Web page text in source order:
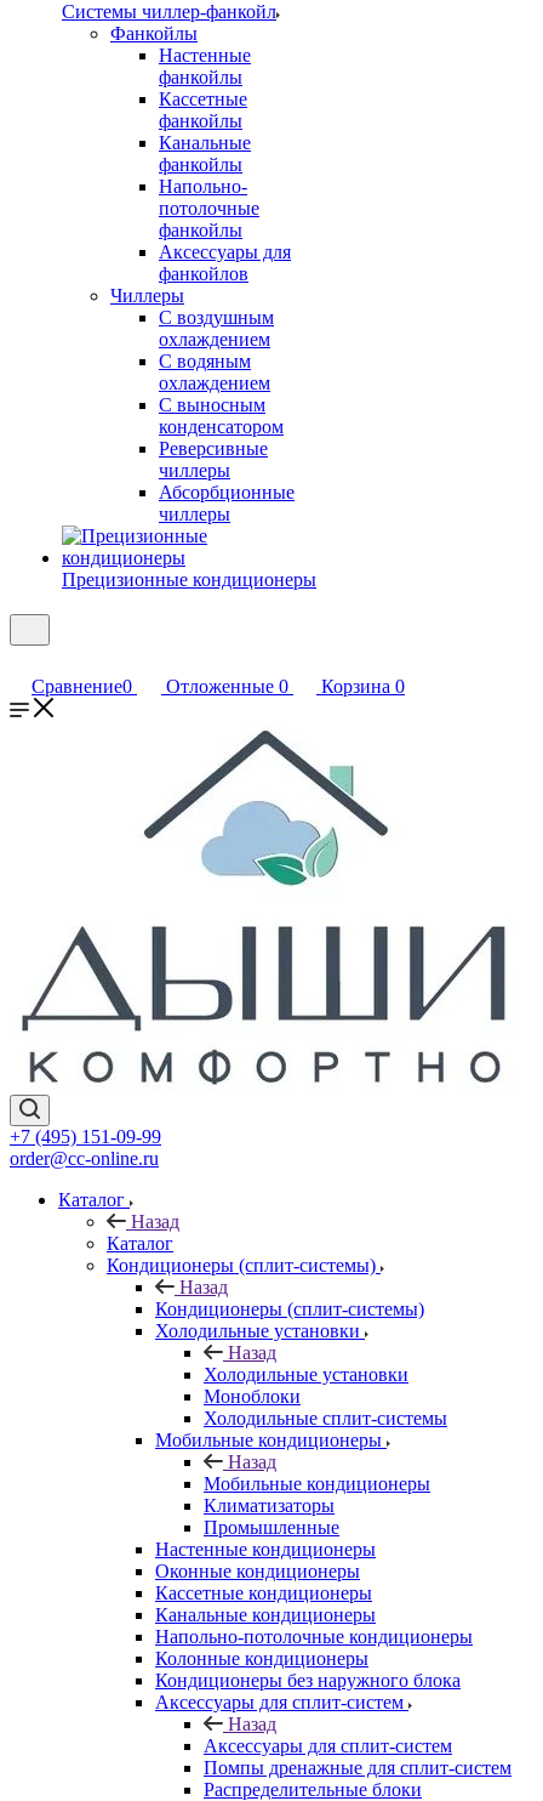
Системы чиллер-фанкойл
Фанкойлы
Настенные
фанкойлы
Кассетные
фанкойлы
Канальные
фанкойлы
Напольно-
потолочные
фанкойлы
Аксессуары для
фанкойлов
Чиллеры
С воздушным
охлаждением
С водяным
охлаждением
С выносным
конденсатором
Реверсивные
чиллеры
Абсорбционные
чиллеры
Прецизионные кондиционеры
Сравнение0 Отложенные 0 Корзина 0
+7 (495) 151-09-99
order@cc-online.ru
Каталог
Назад
Каталог
Кондиционеры (сплит-системы)
Назад
Кондиционеры (сплит-системы)
Холодильные установки
Назад
Холодильные установки
Моноблоки
Холодильные сплит-системы
Мобильные кондиционеры
Назад
Мобильные кондиционеры
Климатизаторы
Промышленные
Настенные кондиционеры
Оконные кондиционеры
Кассетные кондиционеры
Канальные кондиционеры
Напольно-потолочные кондиционеры
Колонные кондиционеры
Кондиционеры без наружного блока
Аксессуары для сплит-систем
Назад
Аксессуары для сплит-систем
Помпы дренажные для сплит-систем
Распределительные блоки